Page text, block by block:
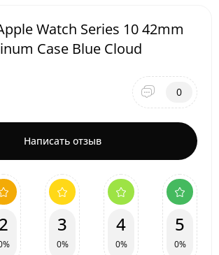
Watch Series 10 42mm
Case Blue Cloud
0
Написать отзыв
2 3
0%
4
0%
5
0%